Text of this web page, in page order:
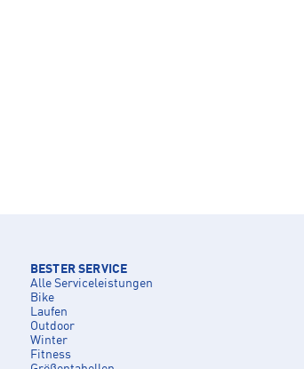
BESTER SERVICE
Alle Serviceleistungen
Bike
Laufen
Outdoor
Winter
Fitness